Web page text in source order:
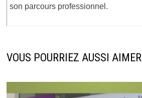
son parcours professionnel.
VOUS POURRIEZ AUSSI AIMER